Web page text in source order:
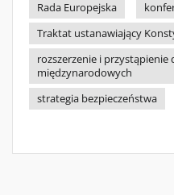
Rada Europejska
Traktat ustanawiający
rozszerzenie i
międzynarodowych
strategia bezpieczeństwa